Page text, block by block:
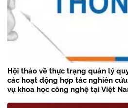
Hội thảo về thực trạng quản lý
các hoạt động hợp tác nghiên
vụ khoa học công nghệ tại Việt